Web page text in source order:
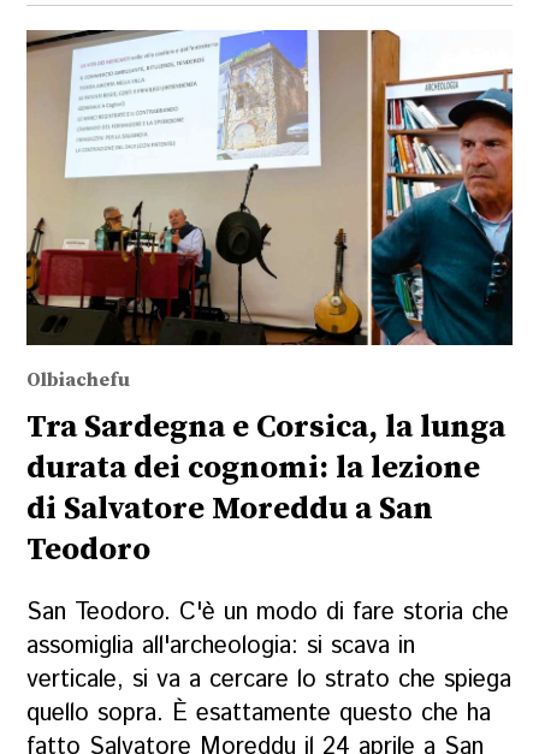
Olbiachefu
Tra Sardegna e Corsica, la lunga
durata dei cognomi: la lezione
di Salvatore Moreddu a San
Teodoro
San Teodoro. C'è un modo di fare storia che
assomiglia all'archeologia: si scava in
verticale, si va a cercare lo strato che spiega
quello sopra. È esattamente questo che ha